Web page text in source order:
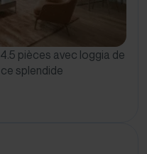
pièces avec loggia de
splendide